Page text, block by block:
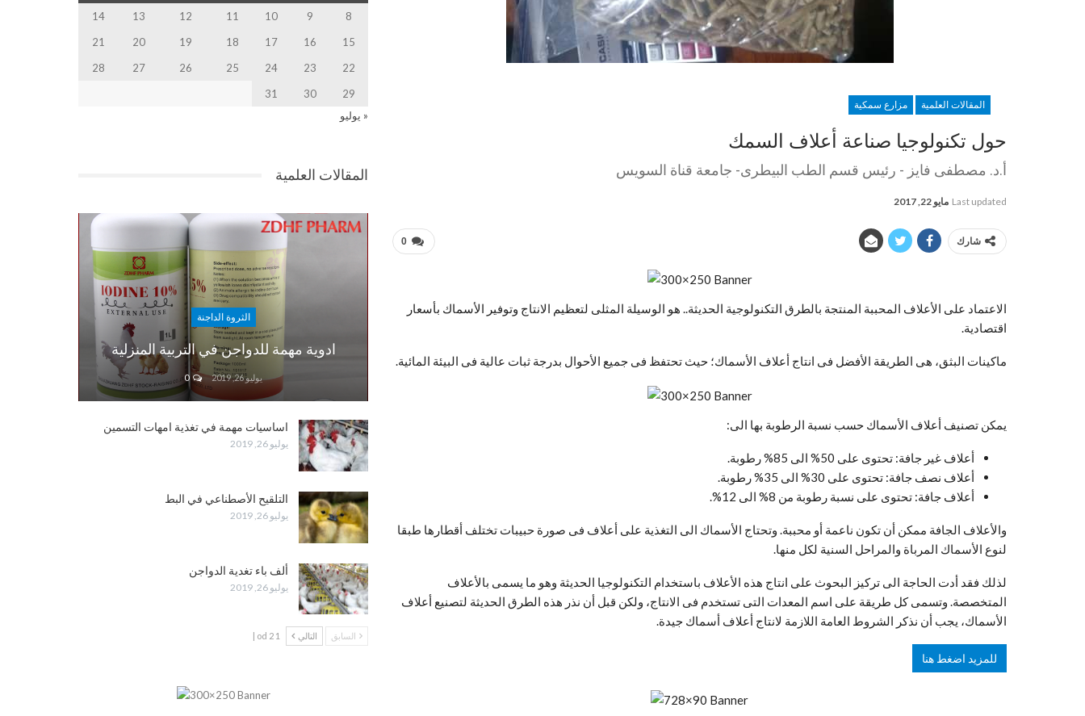
المقالات العلمية مزارع سمكية
حول تكنولوجيا صناعة أعلاف السمك
أ.د. مصطفى فايز - رئيس قسم الطب البيطرى- جامعة قناة السويس
Last updated مايو 22, 2017
0 شارك
الاعتماد على الأعلاف المحببة المنتجة بالطرق التكنولوجية الحديثة.. هو الوسيلة المثلى لتعظيم الانتاج وتوفير الأسماك بأسعار
اقتصادية.
ماكينات البثق، هى الطريقة الأفضل فى انتاج أعلاف الأسماك؛ حيث تحتفظ فى جميع الأحوال بدرجة ثبات عالية فى البيئة المائية.
يمكن تصنيف أعلاف الأسماك حسب نسبة الرطوبة بها الى:
أعلاف غير جافة: تحتوى على 50% الى 85% رطوبة.
أعلاف نصف جافة: تحتوى على 30% الى 35% رطوبة.
أعلاف جافة: تحتوى على نسبة رطوبة من 8% الى 12%.
والأعلاف الجافة ممكن أن تكون ناعمة أو محببة. وتحتاج الأسماك الى التغذية على أعلاف فى صورة حبيبات تختلف أقطارها طبقا
لنوع الأسماك المرباة والمراحل السنية لكل منها.
لذلك فقد أدت الحاجة الى تركيز البحوث على انتاج هذه الأعلاف باستخدام التكنولوجيا الحديثة وهو ما يسمى بالأعلاف
المتخصصة. وتسمى كل طريقة على اسم المعدات التى تستخدم فى الانتاج، ولكن قبل أن نذر هذه الطرق الحديثة لتصنيع أعلاف
الأسماك، يجب أن نذكر الشروط العامة اللازمة لانتاج أعلاف أسماك جيدة.
للمزيد اضغط هنا
8
9
10
11
12
13
14
15
16
17
18
19
20
21
22
23
24
25
26
27
28
29
30
31
« يوليو
المقالات العلمية
الثروة الداجنة
ادوية مهمة للدواجن في التربية المنزلية
يوليو 26, 2019 0
اساسيات مهمة في تغذية امهات التسمين
يوليو 26, 2019
التلقيح الأصطناعي في البط
يوليو 26, 2019
ألف باء تغدية الدواجن
يوليو 26, 2019
السابق التالي 1 od 2 |